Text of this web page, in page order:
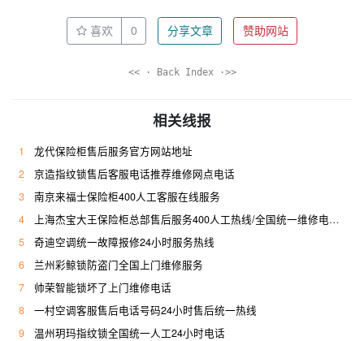
喜欢 0 分享文章 赞助网站
<< · Back Index ·>>
相关线报
1
龙代保险柜售后服务官方网站地址
2
京造指纹锁售后客服电话推荐维修网点电话
3
南京来福士保险柜400人工客服在线服务
4
上海杰宝大王保险柜总部售后服务400人工热线/全国统一维修电话是多少
5
奇迪空调统一故障报修24小时服务热线
6
兰州彩鲸锁防盗门全国上门维修服务
7
帅荣智能锁坏了上门维修电话
8
一村空调客服售后电话号码24小时售后统一热线
9
温州玥玛指纹锁全国统一人工24小时电话